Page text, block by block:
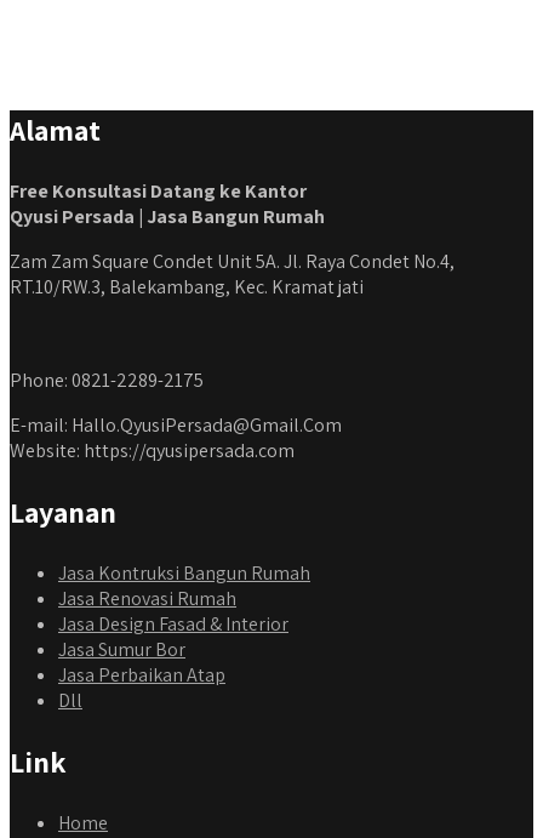
Alamat
Free Konsultasi Datang ke Kantor
Qyusi Persada | Jasa Bangun Rumah
Zam Zam Square Condet Unit 5A. Jl. Raya Condet No.4,
RT.10/RW.3, Balekambang, Kec. Kramat jati
Phone: 0821-2289-2175
E-mail: Hallo.QyusiPersada@Gmail.Com
Website: https://qyusipersada.com
Layanan
Jasa Kontruksi Bangun Rumah
Jasa Renovasi Rumah
Jasa Design Fasad & Interior
Jasa Sumur Bor
Jasa Perbaikan Atap
Dll
Link
Home